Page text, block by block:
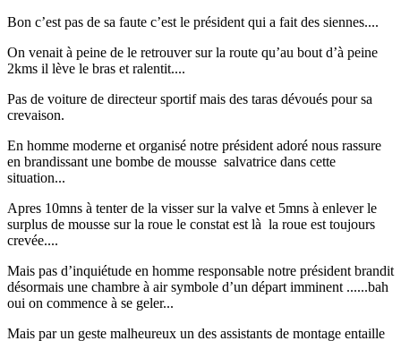
Bon c’est pas de sa faute c’est le président qui a fait des siennes....
On venait à peine de le retrouver sur la route qu’au bout d’à peine
2kms il lève le bras et ralentit....
Pas de voiture de directeur sportif mais des taras dévoués pour sa
crevaison.
En homme moderne et organisé notre président adoré nous rassure
en brandissant une bombe de mousse salvatrice dans cette
situation...
Apres 10mns à tenter de la visser sur la valve et 5mns à enlever le
surplus de mousse sur la roue le constat est là la roue est toujours
crevée....
Mais pas d’inquiétude en homme responsable notre président brandit
désormais une chambre à air symbole d’un départ imminent ......bah
oui on commence à se geler...
Mais par un geste malheureux un des assistants de montage entaille